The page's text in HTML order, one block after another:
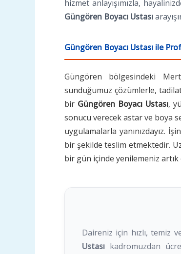
hizmet anlayışımızla,
Güngören Boyacı Ustası
Güngören Boyacı Ustası ile
Güngören bölgesindeki
sunduğumuz çözümlerle,
bir Güngören Boyacı Ustası,
sonucu verecek astar ve boya
uygulamalarla yanınızdayız.
bir şekilde teslim etmektedir.
bir gün içinde yenilemeniz artık
Daireniz için hızlı, temiz
Ustası kadromuzdan